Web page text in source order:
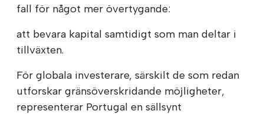
fall för något mer övertygande:
att bevara kapital samtidigt som man deltar i
tillväxten.
För globala investerare, särskilt de som redan
utforskar gränsöverskridande möjligheter,
representerar Portugal en sällsynt